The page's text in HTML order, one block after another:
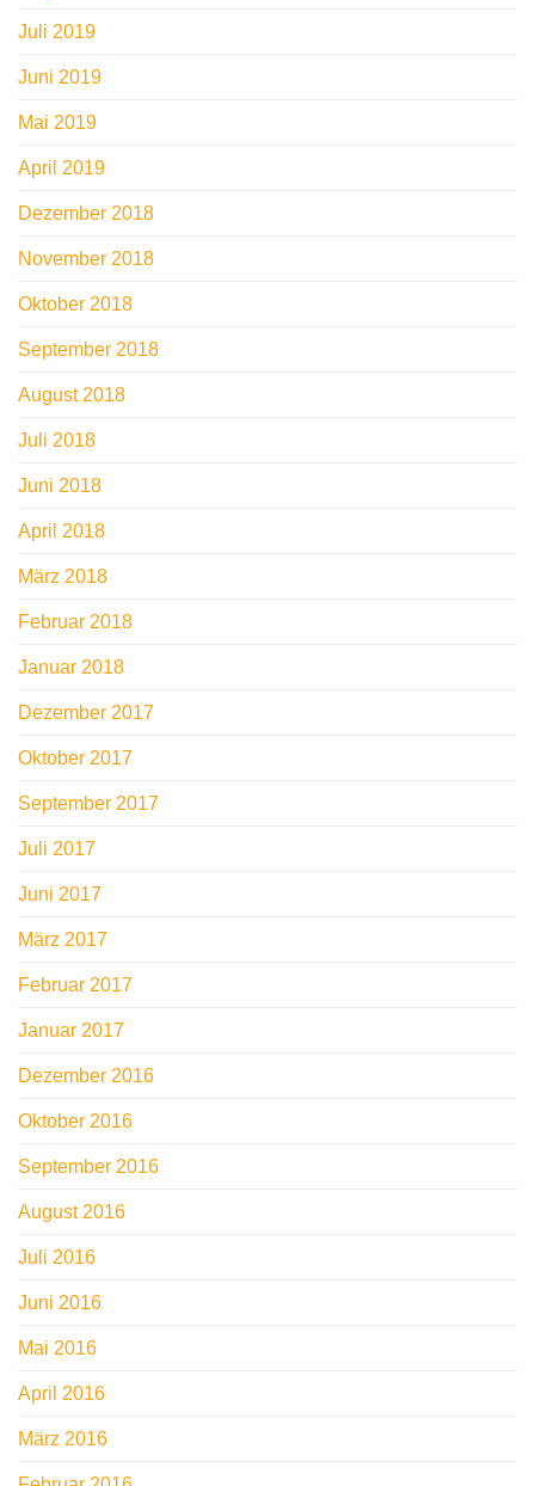
Juli 2019
Juni 2019
Mai 2019
April 2019
Dezember 2018
November 2018
Oktober 2018
September 2018
August 2018
Juli 2018
Juni 2018
April 2018
März 2018
Februar 2018
Januar 2018
Dezember 2017
Oktober 2017
September 2017
Juli 2017
Juni 2017
März 2017
Februar 2017
Januar 2017
Dezember 2016
Oktober 2016
September 2016
August 2016
Juli 2016
Juni 2016
Mai 2016
April 2016
März 2016